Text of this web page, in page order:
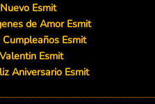
Esmit
de Amor Esmit
Esmit
Esmit
Aniversario Esmit